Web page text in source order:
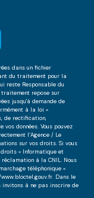
dans un fichier
du traitement pour la
reste Responsable du
traitement repose sur
jusqu'à demande de
à la loi «
de rectification,
données. Vous pouvez
l’Agence / Le
sur vos droits. Si vous
« Informatique et
à la CNIL. Nous
téléphonique «
. Dans le
invitons à ne pas inscrire de